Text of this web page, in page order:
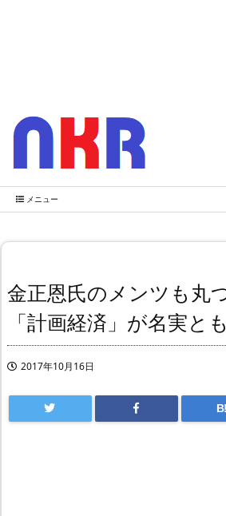
メニュー
金正恩氏のメンツも丸
「計画経済」が名実と
2017年10月16日
B!